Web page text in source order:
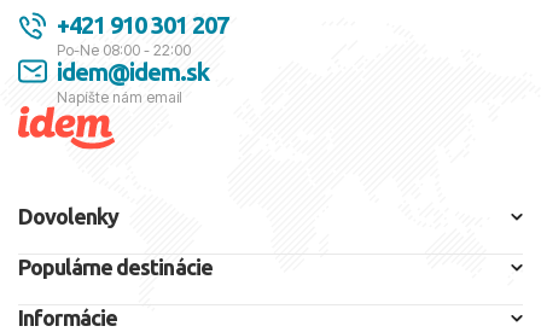
+421 910 301 207
Po-Ne 08:00 - 22:00
idem@idem.sk
Napíšte nám email
Dovolenky
Populárne destinácie
Informácie